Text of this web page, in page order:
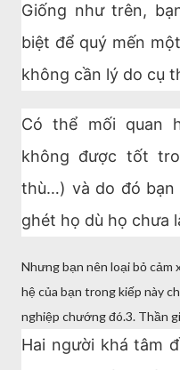
Giống như trên,
biệt để quý mến
không cần lý do cụ
Có thể mối quan
không được tốt
thù…) và do đó bạn
ghét họ dù họ chưa
Nhưng bạn nên loại bỏ cảm
hệ của bạn trong kiếp này
nghiệp chướng đó.3. Thần
Hai người khá tâm